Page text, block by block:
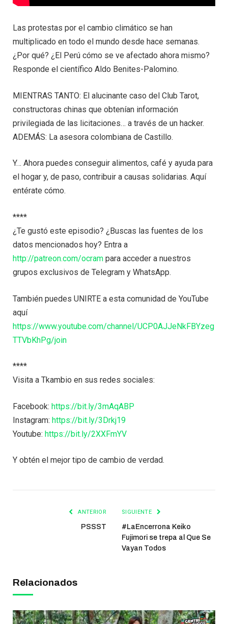
Las protestas por el cambio climático se han
multiplicado en todo el mundo desde hace semanas.
¿Por qué? ¿El Perú cómo se ve afectado ahora mismo?
Responde el científico Aldo Benites-Palomino.
MIENTRAS TANTO: El alucinante caso del Club Tarot,
constructoras chinas que obtenían información
privilegiada de las licitaciones… a través de un hacker.
ADEMÁS: La asesora colombiana de Castillo.
Y… Ahora puedes conseguir alimentos, café y ayuda para
el hogar y, de paso, contribuir a causas solidarias. Aquí
entérate cómo.
****
¿Te gustó este episodio? ¿Buscas las fuentes de los
datos mencionados hoy? Entra a
http://patreon.com/ocram para acceder a nuestros
grupos exclusivos de Telegram y WhatsApp.
También puedes UNIRTE a esta comunidad de YouTube
aquí
https://www.youtube.com/channel/UCP0AJJeNkFBYzeg
TTVbKhPg/join
****
Visita a Tkambio en sus redes sociales:
Facebook: https://bit.ly/3mAqABP
Instagram: https://bit.ly/3Drkj19
Youtube: https://bit.ly/2XXFmYV
Y obtén el mejor tipo de cambio de verdad.
ANTERIOR
PSSST
SIGUIENTE
#LaEncerrona Keiko
Fujimori se trepa al Que Se
Vayan Todos
Relacionados